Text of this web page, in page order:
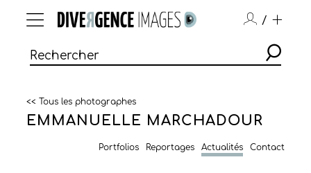
/
<< Tous les photographes
EMMANUELLE MARCHADOUR
Portfolios Reportages Actualités Contact